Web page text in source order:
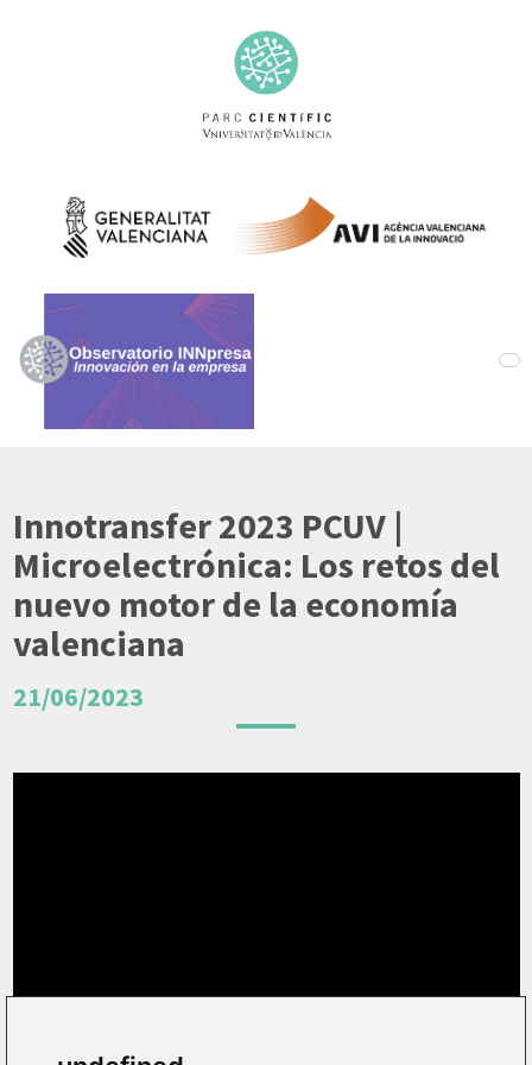
Innotransfer 2023 PCUV |
Microelectrónica: Los retos del
nuevo motor de la economía
valenciana
21/06/2023